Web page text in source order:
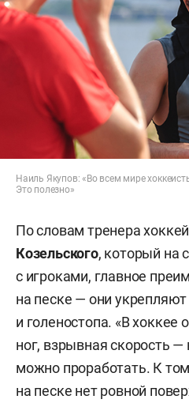
Наиль Якупов: «Во всем мире
Это полезно»
По словам тренера
Козельского, который на
с игроками, главное
на песке — они
и голеностопа. «В хоккее
ног, взрывная скорость —
можно проработать. К
на песке нет ровной